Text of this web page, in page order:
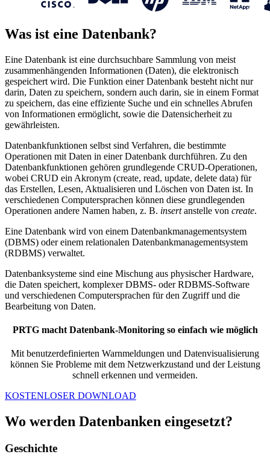
Was ist eine Datenbank?
Eine Datenbank ist eine durchsuchbare Sammlung von meist
zusammenhängenden Informationen (Daten), die elektronisch
gespeichert wird. Die Funktion einer Datenbank besteht nicht nur
darin, Daten zu speichern, sondern auch darin, sie in einem Format
zu speichern, das eine effiziente Suche und ein schnelles Abrufen
von Informationen ermöglicht, sowie die Datensicherheit zu
gewährleisten.
Datenbankfunktionen selbst sind Verfahren, die bestimmte
Operationen mit Daten in einer Datenbank durchführen. Zu den
Datenbankfunktionen gehören grundlegende CRUD-Operationen,
wobei CRUD ein Akronym (create, read, update, delete data) für
das Erstellen, Lesen, Aktualisieren und Löschen von Daten ist. In
verschiedenen Computersprachen können diese grundlegenden
Operationen andere Namen haben, z. B. insertanstelle von create.
Eine Datenbank wird von einem Datenbankmanagementsystem
(DBMS) oder einem relationalen Datenbankmanagementsystem
(RDBMS) verwaltet.
Datenbanksysteme sind eine Mischung aus physischer Hardware,
die Daten speichert, komplexer DBMS- oder RDBMS-Software
und verschiedenen Computersprachen für den Zugriff und die
Bearbeitung von Daten.
PRTG macht Datenbank-Monitoring so einfach wie möglich
Mit benutzerdefinierten Warnmeldungen und Datenvisualisierung
können Sie Probleme mit dem Netzwerkzustand und der Leistung
schnell erkennen und vermeiden.
KOSTENLOSER DOWNLOAD
Wo werden Datenbanken eingesetzt?
Geschichte